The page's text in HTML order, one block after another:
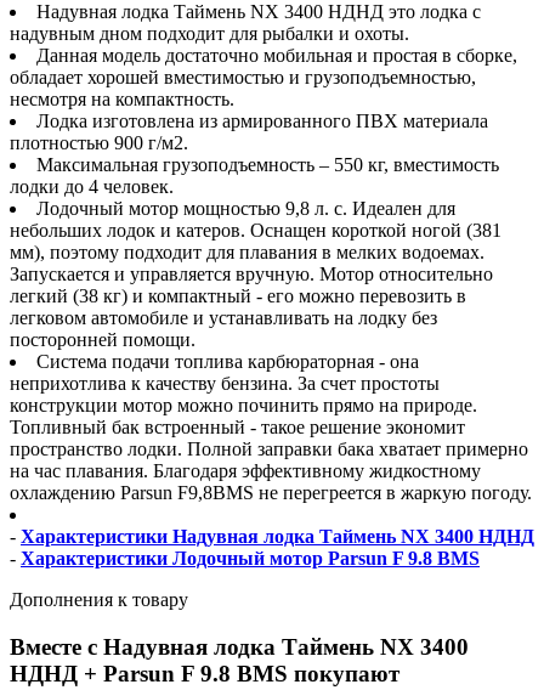
Надувная лодка Таймень NX 3400 НДНД это лодка с
надувным дном подходит для рыбалки и охоты.
Данная модель достаточно мобильная и простая в сборке,
обладает хорошей вместимостью и грузоподъемностью,
несмотря на компактность.
Лодка изготовлена из армированного ПВХ материала
плотностью 900 г/м2.
Максимальная грузоподъемность – 550 кг, вместимость
лодки до 4 человек.
Лодочный мотор мощностью 9,8 л. с. Идеален для
небольших лодок и катеров. Оснащен короткой ногой (381
мм), поэтому подходит для плавания в мелких водоемах.
Запускается и управляется вручную. Мотор относительно
легкий (38 кг) и компактный - его можно перевозить в
легковом автомобиле и устанавливать на лодку без
посторонней помощи.
Система подачи топлива карбюраторная - она
неприхотлива к качеству бензина. За счет простоты
конструкции мотор можно починить прямо на природе.
Топливный бак встроенный - такое решение экономит
пространство лодки. Полной заправки бака хватает примерно
на час плавания. Благодаря эффективному жидкостному
охлаждению Parsun F9,8BMS не перегреется в жаркую погоду.
- Характеристики Надувная лодка Таймень NX 3400 НДНД
- Характеристики Лодочный мотор Parsun F 9.8 BMS
Дополнения к товару
Вместе с Надувная лодка Таймень NX 3400
НДНД + Parsun F 9.8 BMS покупают